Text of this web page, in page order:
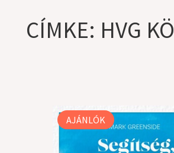
CÍMKE: HVG
AJÁNLÓK